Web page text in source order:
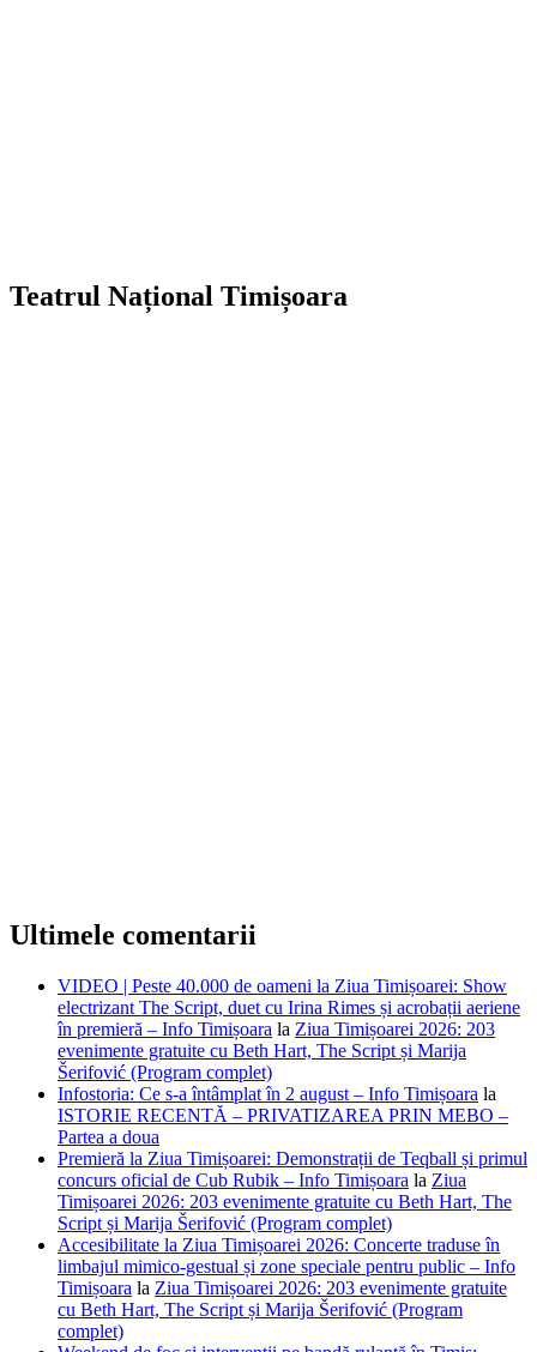
Teatrul Național Timișoara
Ultimele comentarii
VIDEO | Peste 40.000 de oameni la Ziua Timișoarei: Show
electrizant The Script, duet cu Irina Rimes și acrobații aeriene
în premieră – Info Timișoara la Ziua Timișoarei 2026: 203
evenimente gratuite cu Beth Hart, The Script și Marija
Šerifović (Program complet)
Infostoria: Ce s-a întâmplat în 2 august – Info Timișoara la
ISTORIE RECENTĂ – PRIVATIZAREA PRIN MEBO –
Partea a doua
Premieră la Ziua Timișoarei: Demonstrații de Teqball și primul
concurs oficial de Cub Rubik – Info Timișoara la Ziua
Timișoarei 2026: 203 evenimente gratuite cu Beth Hart, The
Script și Marija Šerifović (Program complet)
Accesibilitate la Ziua Timișoarei 2026: Concerte traduse în
limbajul mimico-gestual și zone speciale pentru public – Info
Timișoara la Ziua Timișoarei 2026: 203 evenimente gratuite
cu Beth Hart, The Script și Marija Šerifović (Program
complet)